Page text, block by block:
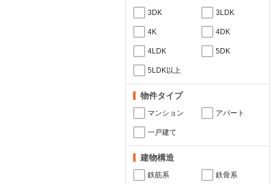
3DK 3LDK
4K 4DK
4LDK 5DK
5LDK以上
物件タイプ
マンション アパート
一戸建て
建物構造
鉄筋系 鉄骨系